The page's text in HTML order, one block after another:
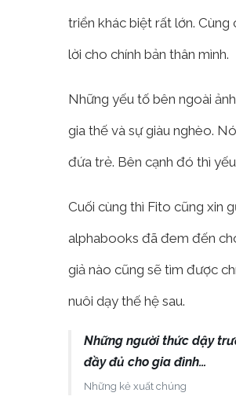
triển khác biệt rất lớn. Cùng
lời cho chính bản thân mình.
Những yếu tố bên ngoài
gia thế và sự giàu nghèo.
đứa trẻ. Bên cạnh đó thì
Cuối cùng thì Fito cũng xin
alphabooks đã đem đến
giả nào cũng sẽ tìm được
nuôi dạy thế hệ sau.
Những người thức dậy
đầy đủ cho gia đình…
Những kẻ xuất chúng